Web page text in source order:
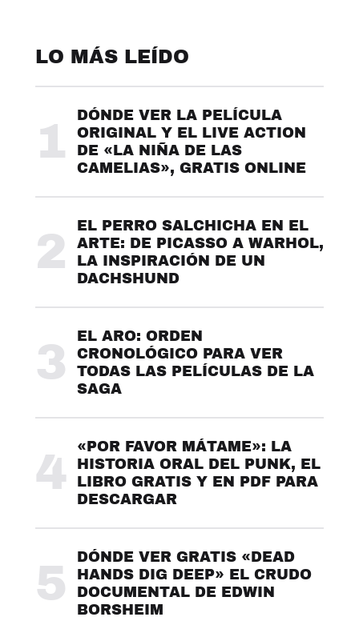
LO MÁS LEÍDO
1
DÓNDE VER LA PELÍCULA
ORIGINAL Y EL LIVE ACTION
DE «LA NIÑA DE LAS
CAMELIAS», GRATIS ONLINE
2
EL PERRO SALCHICHA EN EL
ARTE: DE PICASSO A WARHOL,
LA INSPIRACIÓN DE UN
DACHSHUND
3
EL ARO: ORDEN
CRONOLÓGICO PARA VER
TODAS LAS PELÍCULAS DE LA
SAGA
4
«POR FAVOR MÁTAME»: LA
HISTORIA ORAL DEL PUNK, EL
LIBRO GRATIS Y EN PDF PARA
DESCARGAR
5
DÓNDE VER GRATIS «DEAD
HANDS DIG DEEP» EL CRUDO
DOCUMENTAL DE EDWIN
BORSHEIM